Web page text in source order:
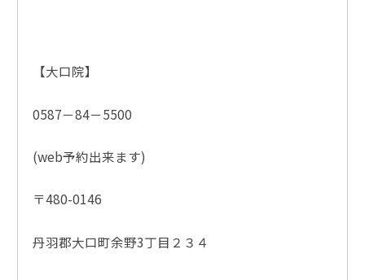
【大口院】
0587－84－5500
(web予約出来ます)
〒480-0146
丹羽郡大口町余野3丁目２３４